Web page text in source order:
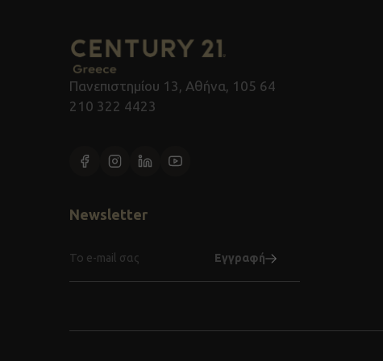
Πανεπιστημίου 13, Αθήνα, 105 64
210 322 4423
Newsletter
Eγγραφή